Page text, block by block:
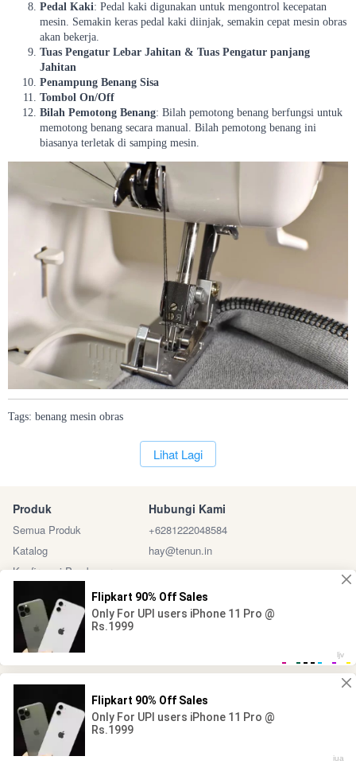
Pedal Kaki: Pedal kaki digunakan untuk mengontrol kecepatan
mesin. Semakin keras pedal kaki diinjak, semakin cepat mesin obras
akan bekerja.
Tuas Pengatur Lebar Jahitan & Tuas Pengatur panjang
Jahitan
Penampung Benang Sisa
Tombol On/Off
Bilah Pemotong Benang: Bilah pemotong benang berfungsi untuk
memotong benang secara manual. Bilah pemotong benang ini
biasanya terletak di samping mesin.
Tags: benang mesin obras
`Lihat Lagi
Produk
Semua Produk
Katalog
Konfirmasi Pembayaran
Hubungi Kami
+6281222048584
hay@tenun.in
Sosial Media Marketplace
@ 2024 - Tenun Indonesia